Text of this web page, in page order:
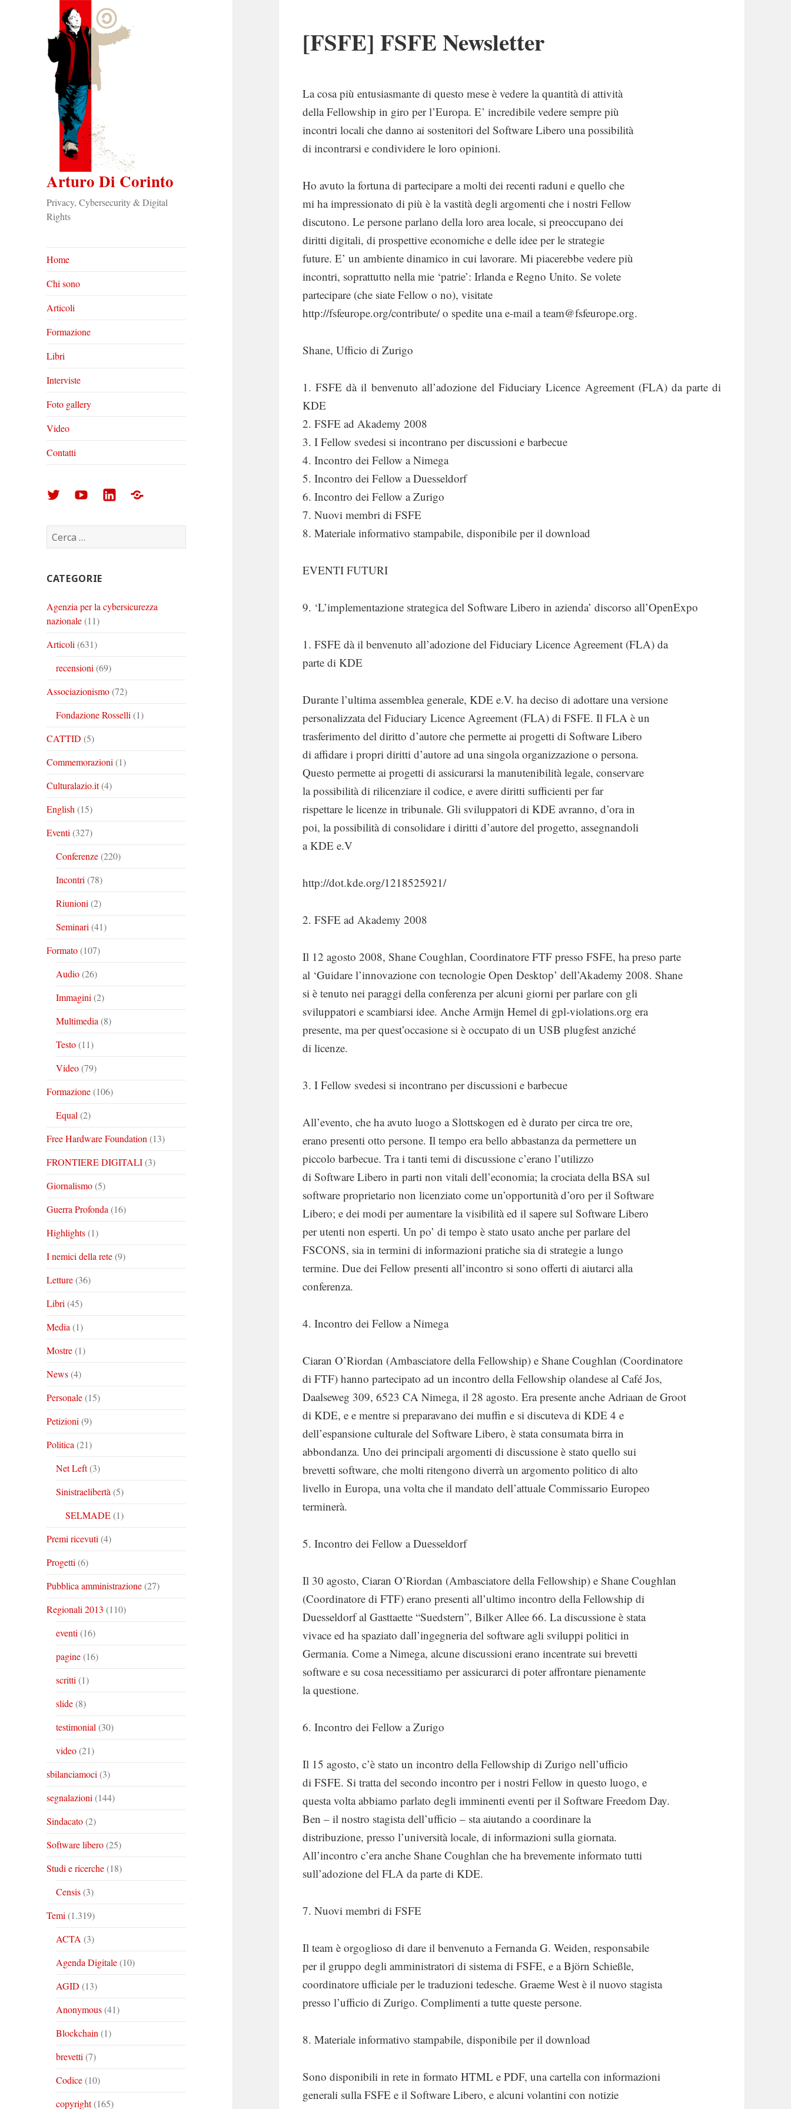
Arturo Di Corinto
Privacy, Cybersecurity & Digital
Rights
Home
Chi sono
Articoli
Formazione
Libri
Interviste
Foto gallery
Video
Contatti
Arturo
Corinto
su
Arturo
Corinto
su
Arturo
su
Foto
Ricerca
per:
CATEGORIE
Agenzia per la cybersicurezza
nazionale(11)
Articoli (631)
recensioni (69)
Associazionismo(72)
Fondazione Rosselli (1)
CATTID (5)
Commemorazioni (1)
Culturalazio.it(4)
English (15)
Eventi (327)
Conferenze(220)
Incontri (78)
Riunioni (2)
Seminari (41)
Formato(107)
Audio(26)
Immagini (2)
Multimedia (8)
Testo(11)
Video(79)
Formazione(106)
Equal (2)
Free Hardware Foundation (13)
FRONTIERE DIGITALI(3)
Giornalismo(5)
Guerra Profonda (16)
Highlights(1)
I nemici della rete(9)
Letture(36)
Libri (45)
Media (1)
Mostre(1)
News(4)
Personale(15)
Petizioni (9)
Politica (21)
Net Left(3)
Sinistraelibertà (5)
SELMADE(1)
Premi ricevuti (4)
Progetti (6)
Pubblica amministrazione(27)
Regionali 2013 (110)
eventi (16)
pagine(16)
scritti (1)
slide(8)
testimonial (30)
video(21)
sbilanciamoci (3)
segnalazioni (144)
Sindacato(2)
Software libero(25)
Studi e ricerche(18)
Censis(3)
Temi (1.319)
ACTA (3)
Agenda Digitale(10)
AGID (13)
Anonymous(41)
Blockchain (1)
brevetti (7)
Codice(10)
copyright(165)
[FSFE] FSFE Newsletter
La cosa più entusiasmante di questo mese è vedere la quantità di attività
della Fellowship in giro per l’Europa. E’ incredibile vedere sempre più
incontri locali che danno ai sostenitori del Software Libero una possibilità
di incontrarsi e condividere le loro opinioni.
Ho avuto la fortuna di partecipare a molti dei recenti raduni e quello che
mi ha impressionato di più è la vastità degli argomenti che i nostri Fellow
discutono. Le persone parlano della loro area locale, si preoccupano dei
diritti digitali, di prospettive economiche e delle idee per le strategie
future. E’ un ambiente dinamico in cui lavorare. Mi piacerebbe vedere più
incontri, soprattutto nella mie ‘patrie’: Irlanda e Regno Unito. Se volete
partecipare (che siate Fellow o no), visitate
http://fsfeurope.org/contribute/ o spedite una e-mail a team@fsfeurope.org.
Shane, Ufficio di Zurigo
1. FSFE dà il benvenuto all’adozione del Fiduciary Licence Agreement (FLA) da parte di
KDE
2. FSFE ad Akademy 2008
3. I Fellow svedesi si incontrano per discussioni e barbecue
4. Incontro dei Fellow a Nimega
5. Incontro dei Fellow a Duesseldorf
6. Incontro dei Fellow a Zurigo
7. Nuovi membri di FSFE
8. Materiale informativo stampabile, disponibile per il download
EVENTI FUTURI
9. ‘L’implementazione strategica del Software Libero in azienda’ discorso all’OpenExpo
1. FSFE dà il benvenuto all’adozione del Fiduciary Licence Agreement (FLA) da
parte di KDE
Durante l’ultima assemblea generale, KDE e.V. ha deciso di adottare una versione
personalizzata del Fiduciary Licence Agreement (FLA) di FSFE. Il FLA è un
trasferimento del diritto d’autore che permette ai progetti di Software Libero
di affidare i propri diritti d’autore ad una singola organizzazione o persona.
Questo permette ai progetti di assicurarsi la manutenibilità legale, conservare
la possibilità di rilicenziare il codice, e avere diritti sufficienti per far
rispettare le licenze in tribunale. Gli sviluppatori di KDE avranno, d’ora in
poi, la possibilità di consolidare i diritti d’autore del progetto, assegnandoli
a KDE e.V
http://dot.kde.org/1218525921/
2. FSFE ad Akademy 2008
Il 12 agosto 2008, Shane Coughlan, Coordinatore FTF presso FSFE, ha preso parte
al ‘Guidare l’innovazione con tecnologie Open Desktop’ dell’Akademy 2008. Shane
si è tenuto nei paraggi della conferenza per alcuni giorni per parlare con gli
sviluppatori e scambiarsi idee. Anche Armijn Hemel di gpl-violations.org era
presente, ma per quest’occasione si è occupato di un USB plugfest anziché
di licenze.
3. I Fellow svedesi si incontrano per discussioni e barbecue
All’evento, che ha avuto luogo a Slottskogen ed è durato per circa tre ore,
erano presenti otto persone. Il tempo era bello abbastanza da permettere un
piccolo barbecue. Tra i tanti temi di discussione c’erano l’utilizzo
di Software Libero in parti non vitali dell’economia; la crociata della BSA sul
software proprietario non licenziato come un’opportunità d’oro per il Software
Libero; e dei modi per aumentare la visibilità ed il sapere sul Software Libero
per utenti non esperti. Un po’ di tempo è stato usato anche per parlare del
FSCONS, sia in termini di informazioni pratiche sia di strategie a lungo
termine. Due dei Fellow presenti all’incontro si sono offerti di aiutarci alla
conferenza.
4. Incontro dei Fellow a Nimega
Ciaran O’Riordan (Ambasciatore della Fellowship) e Shane Coughlan (Coordinatore
di FTF) hanno partecipato ad un incontro della Fellowship olandese al Café Jos,
Daalseweg 309, 6523 CA Nimega, il 28 agosto. Era presente anche Adriaan de Groot
di KDE, e e mentre si preparavano dei muffin e si discuteva di KDE 4 e
dell’espansione culturale del Software Libero, è stata consumata birra in
abbondanza. Uno dei principali argomenti di discussione è stato quello sui
brevetti software, che molti ritengono diverrà un argomento politico di alto
livello in Europa, una volta che il mandato dell’attuale Commissario Europeo
terminerà.
5. Incontro dei Fellow a Duesseldorf
Il 30 agosto, Ciaran O’Riordan (Ambasciatore della Fellowship) e Shane Coughlan
(Coordinatore di FTF) erano presenti all’ultimo incontro della Fellowship di
Duesseldorf al Gasttaette “Suedstern”, Bilker Allee 66. La discussione è stata
vivace ed ha spaziato dall’ingegneria del software agli sviluppi politici in
Germania. Come a Nimega, alcune discussioni erano incentrate sui brevetti
software e su cosa necessitiamo per assicurarci di poter affrontare pienamente
la questione.
6. Incontro dei Fellow a Zurigo
Il 15 agosto, c’è stato un incontro della Fellowship di Zurigo nell’ufficio
di FSFE. Si tratta del secondo incontro per i nostri Fellow in questo luogo, e
questa volta abbiamo parlato degli imminenti eventi per il Software Freedom Day.
Ben – il nostro stagista dell’ufficio – sta aiutando a coordinare la
distribuzione, presso l’università locale, di informazioni sulla giornata.
All’incontro c’era anche Shane Coughlan che ha brevemente informato tutti
sull’adozione del FLA da parte di KDE.
7. Nuovi membri di FSFE
Il team è orgoglioso di dare il benvenuto a Fernanda G. Weiden, responsabile
per il gruppo degli amministratori di sistema di FSFE, e a Björn Schießle,
coordinatore ufficiale per le traduzioni tedesche. Graeme West è il nuovo stagista
presso l’ufficio di Zurigo. Complimenti a tutte queste persone.
8. Materiale informativo stampabile, disponibile per il download
Sono disponibili in rete in formato HTML e PDF, una cartella con informazioni
generali sulla FSFE e il Software Libero, e alcuni volantini con notizie